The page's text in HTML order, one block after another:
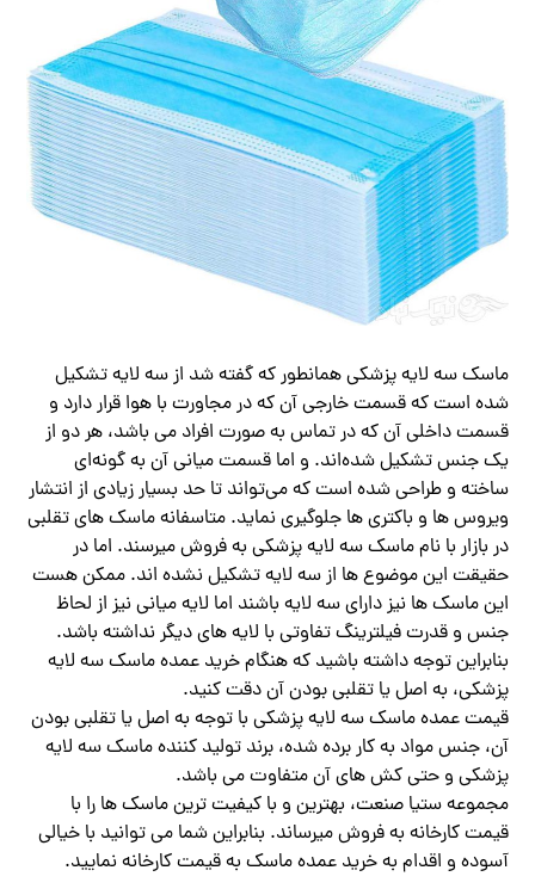
ماسک سه لایه پزشکی همانطور که گفته شد از سه لایه تشکیل
شده است که قسمت خارجی آن که در مجاورت با هوا قرار دارد و
قسمت داخلی آن که در تماس به صورت افراد می باشد، هر دو از
یک جنس تشکیل شده‌اند. و اما قسمت میانی آن به گونه‌ای
ساخته و طراحی شده است که می‌تواند تا حد بسیار زیادی از انتشار
ویروس ها و باکتری ‌ها جلوگیری نماید. متاسفانه ماسک های تقلبی
در بازار با نام ماسک سه لایه پزشکی به فروش میرسند. اما در
حقیقت این موضوع ها از سه لایه تشکیل نشده اند. ممکن هست
این ماسک ها نیز دارای سه لایه باشند اما لایه میانی نیز از لحاظ
جنس و قدرت فیلترینگ تفاوتی با لایه‌ های دیگر نداشته باشد.
بنابراین توجه داشته باشید که هنگام خرید عمده ماسک سه لایه
پزشکی، به اصل یا تقلبی بودن آن دقت کنید.
قیمت عمده ماسک سه لایه پزشکی با توجه به اصل یا تقلبی بودن
آن، جنس مواد به کار برده شده، برند تولید کننده ماسک سه لایه
پزشکی و حتی کش های آن متفاوت می باشد.
مجموعه ستیا صنعت، بهترین و با کیفیت ترین ماسک ها را با
قیمت کارخانه به فروش میرساند. بنابراین شما می توانید با خیالی
آسوده و اقدام به خرید عمده ماسک به قیمت کارخانه نمایید.